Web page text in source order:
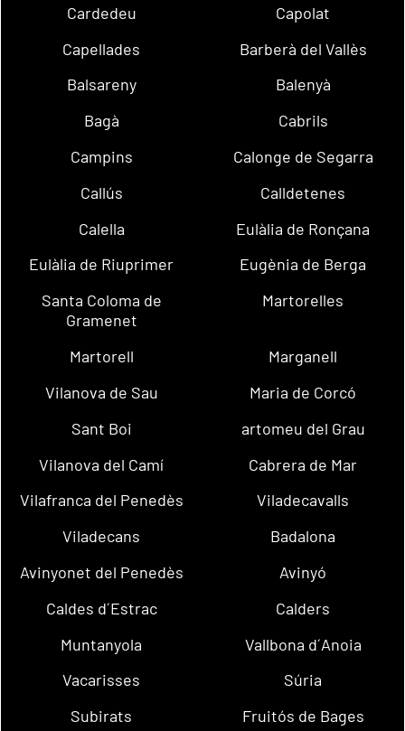
Cardedeu
Capolat
Capellades
Barberà del Vallès
Balsareny
Balenyà
Bagà
Cabrils
Campins
Calonge de Segarra
Callús
Calldetenes
Calella
Eulàlia de Ronçana
Eulàlia de Riuprimer
Eugènia de Berga
Santa Coloma de
Gramenet
Martorelles
Martorell
Marganell
Vilanova de Sau
Maria de Corcó
Sant Boi
artomeu del Grau
Vilanova del Camí
Cabrera de Mar
Vilafranca del Penedès
Viladecavalls
Viladecans
Badalona
Avinyonet del Penedès
Avinyó
Caldes d´Estrac
Calders
Muntanyola
Vallbona d´Anoia
Vacarisses
Súria
Subirats
Fruitós de Bages